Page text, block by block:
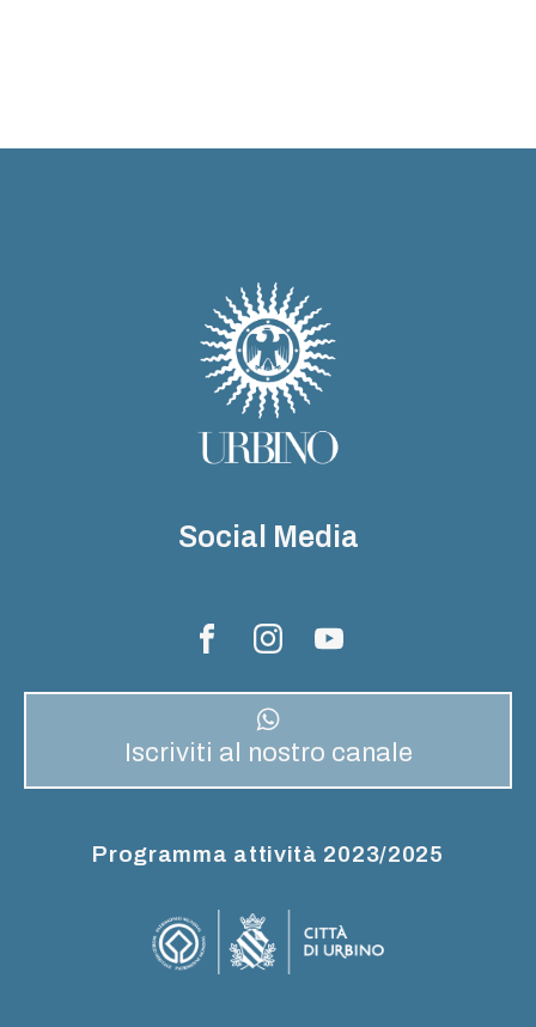
Social Media
Iscriviti al nostro canale
Programma attività 2023/2025